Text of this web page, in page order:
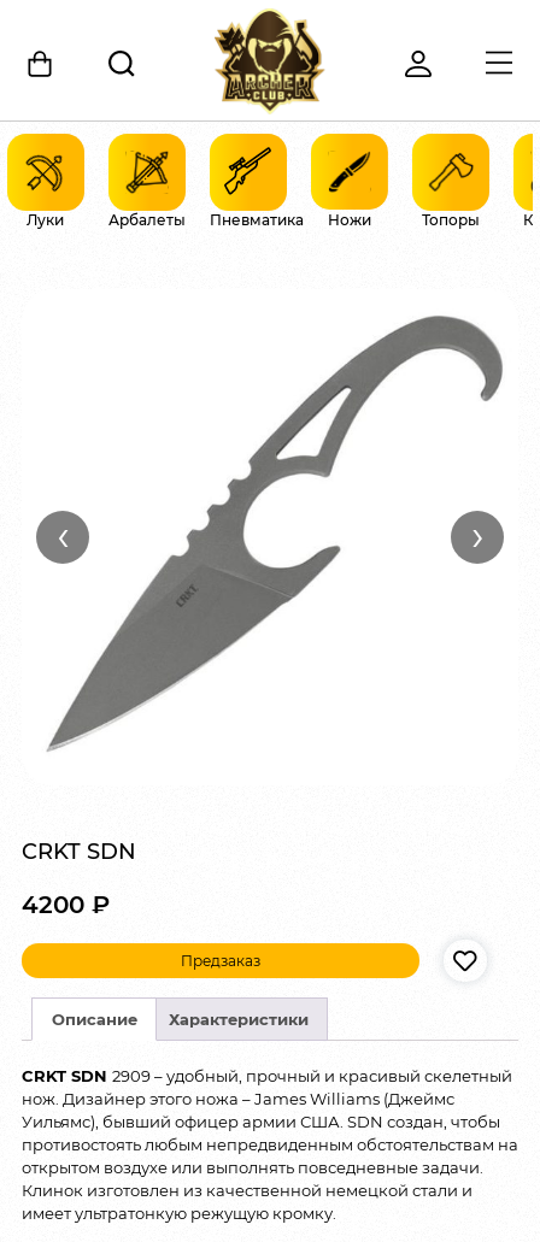
Луки Арбалеты Пневматика Ножи Топоры
‹ ›
CRKT SDN
4200 ₽
Предзаказ
Описание Характеристики
CRKT SDN 2909 – удобный, прочный и красивый скелетный
нож. Дизайнер этого ножа – James Williams (Джеймс
Уильямс), бывший офицер армии США. SDN создан, чтобы
противостоять любым непредвиденным обстоятельствам на
открытом воздухе или выполнять повседневные задачи.
Клинок изготовлен из качественной немецкой стали и
имеет ультратонкую режущую кромку.